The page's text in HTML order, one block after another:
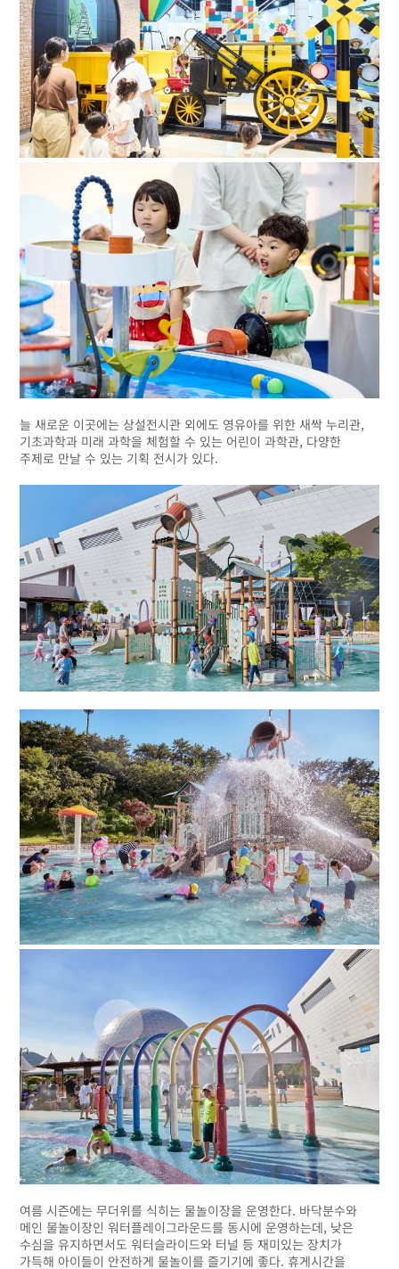
늘 새로운 이곳에는 상설전시관 외에도 영유아를 위한 새싹 누리관,
기초과학과 미래 과학을 체험할 수 있는 어린이 과학관, 다양한
주제로 만날 수 있는 기획 전시가 있다.
여름 시즌에는 무더위를 식히는 물놀이장을 운영한다. 바닥분수와
메인 물놀이장인 워터플레이그라운드를 동시에 운영하는데, 낮은
수심을 유지하면서도 워터슬라이드와 터널 등 재미있는 장치가
가득해 아이들이 안전하게 물놀이를 즐기기에 좋다. 휴게시간을